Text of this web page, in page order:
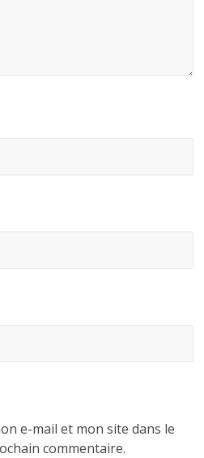
e-mail et mon site dans le
commentaire.